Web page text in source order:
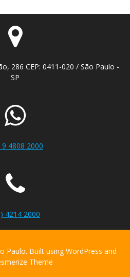
286 CEP: 0411-020 / São Paulo -
SP
9 4808 2000
4214 2000
Paulo. Built using WordPress and
Theme